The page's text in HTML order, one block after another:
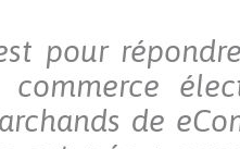
pour
de